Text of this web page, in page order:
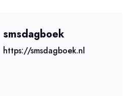
smsdagboek
https://smsdagboek.nl